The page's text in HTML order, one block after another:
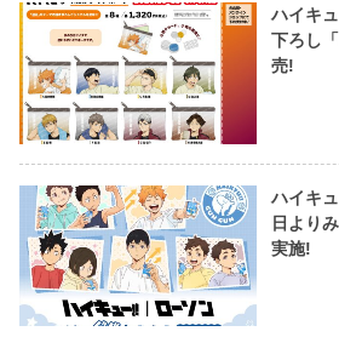
ハイキ
下ろし
売!
ハイキ
日より
実施!